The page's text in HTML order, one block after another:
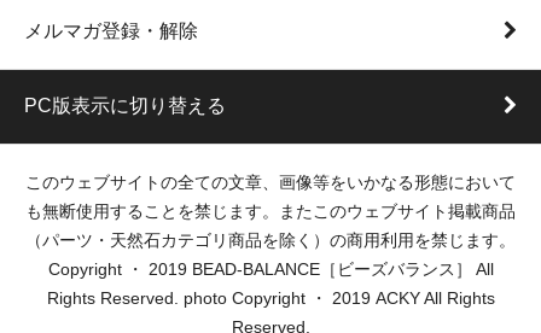
メルマガ登録・解除
PC版表示に切り替える
このウェブサイトの全ての文章、画像等をいかなる形態において
も無断使用することを禁じます。またこのウェブサイト掲載商品
（パーツ・天然石カテゴリ商品を除く）の商用利用を禁じます。
Copyright ・ 2019 BEAD-BALANCE［ビーズバランス］ All
Rights Reserved. photo Copyright ・ 2019 ACKY All Rights
Reserved.